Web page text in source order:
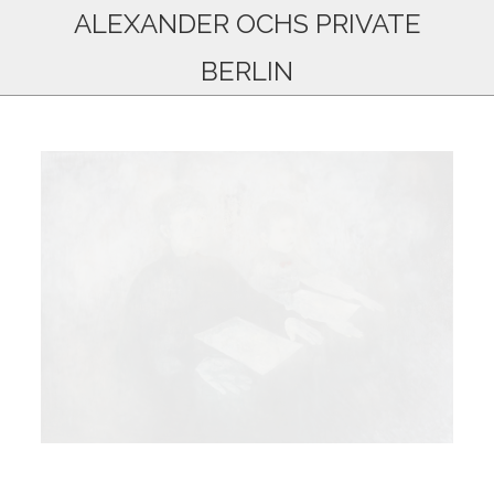
ALEXANDER OCHS PRIVATE
BERLIN